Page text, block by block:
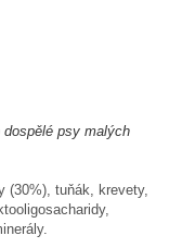
psy malých
(30%), tuňák, krevety,